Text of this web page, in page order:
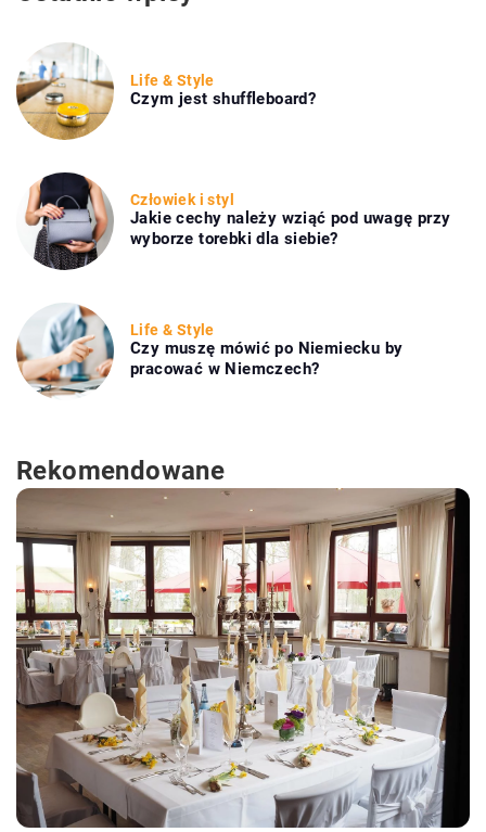
Life & Style
Czym jest shuffleboard?
Człowiek i styl
Jakie cechy należy wziąć pod uwagę przy
wyborze torebki dla siebie?
Life & Style
Czy muszę mówić po Niemiecku by
pracować w Niemczech?
Rekomendowane